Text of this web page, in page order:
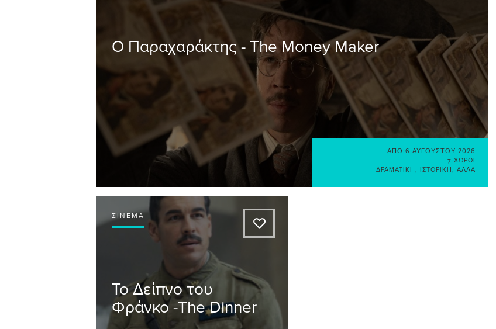
Ο Παραχαράκτης - The Money Maker
ΑΠΌ 6 ΑΥΓΟΎΣΤΟΥ 2026
7 ΧΏΡΟΙ
ΔΡΑΜΑΤΙΚΉ
ΙΣΤΟΡΙΚΉ ΆΛΛΑ
ΣΙΝΕΜΆ
A
Το Δείπνο του
Φράνκο -The Dinner